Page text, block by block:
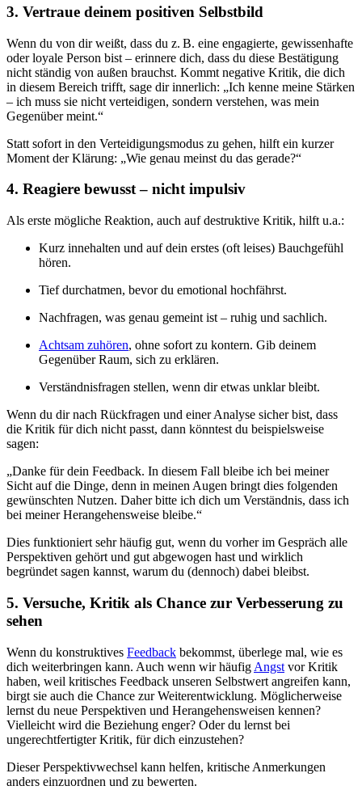
3. Vertraue deinem positiven Selbstbild
Wenn du von dir weißt, dass du z. B. eine engagierte, gewissenhafte
oder loyale Person bist – erinnere dich, dass du diese Bestätigung
nicht ständig von außen brauchst. Kommt negative Kritik, die dich
in diesem Bereich trifft, sage dir innerlich: „Ich kenne meine Stärken
– ich muss sie nicht verteidigen, sondern verstehen, was mein
Gegenüber meint.“
Statt sofort in den Verteidigungsmodus zu gehen, hilft ein kurzer
Moment der Klärung: „Wie genau meinst du das gerade?“
4. Reagiere bewusst – nicht impulsiv
Als erste mögliche Reaktion, auch auf destruktive Kritik, hilft u.a.:
Kurz innehalten und auf dein erstes (oft leises) Bauchgefühl
hören.
Tief durchatmen, bevor du emotional hochfährst.
Nachfragen, was genau gemeint ist – ruhig und sachlich.
Achtsam zuhören, ohne sofort zu kontern. Gib deinem
Gegenüber Raum, sich zu erklären.
Verständnisfragen stellen, wenn dir etwas unklar bleibt.
Wenn du dir nach Rückfragen und einer Analyse sicher bist, dass
die Kritik für dich nicht passt, dann könntest du beispielsweise
sagen:
„Danke für dein Feedback. In diesem Fall bleibe ich bei meiner
Sicht auf die Dinge, denn in meinen Augen bringt dies folgenden
gewünschten Nutzen. Daher bitte ich dich um Verständnis, dass ich
bei meiner Herangehensweise bleibe.“
Dies funktioniert sehr häufig gut, wenn du vorher im Gespräch alle
Perspektiven gehört und gut abgewogen hast und wirklich
begründet sagen kannst, warum du (dennoch) dabei bleibst.
5. Versuche, Kritik als Chance zur Verbesserung zu
sehen
Wenn du konstruktives Feedback bekommst, überlege mal, wie es
dich weiterbringen kann. Auch wenn wir häufig Angst vor Kritik
haben, weil kritisches Feedback unseren Selbstwert angreifen kann,
birgt sie auch die Chance zur Weiterentwicklung. Möglicherweise
lernst du neue Perspektiven und Herangehensweisen kennen?
Vielleicht wird die Beziehung enger? Oder du lernst bei
ungerechtfertigter Kritik, für dich einzustehen?
Dieser Perspektivwechsel kann helfen, kritische Anmerkungen
anders einzuordnen und zu bewerten.